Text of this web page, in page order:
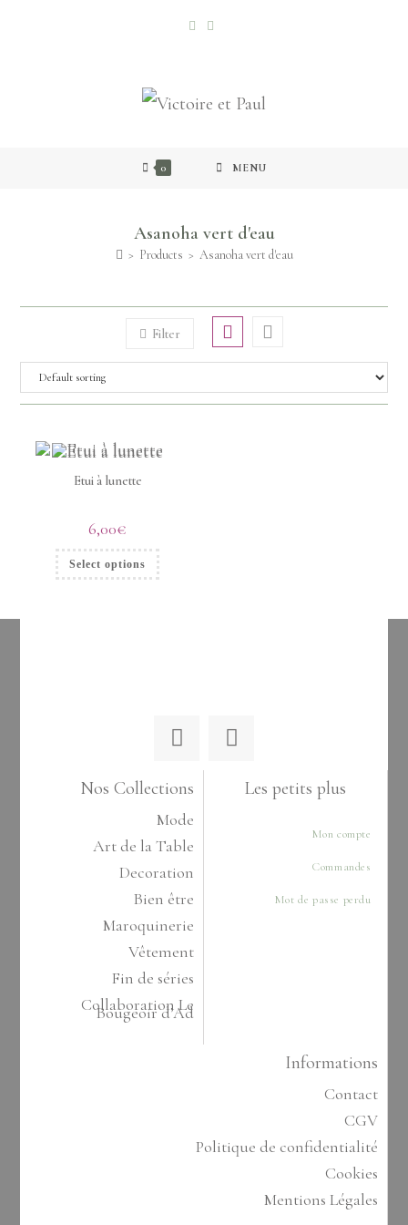
0 MENU
Asanoha vert d'eau
> Products > Asanoha vert d'eau
Filter
Etui à lunette
6,00€
Select options
Nos Collections
Mode
Art de la Table
Decoration
Bien être
Maroquinerie
Vêtement
Fin de séries
Collaboration Le
Bougeoir d’Ad
Les petits plus
Mon compte
Commandes
Mot de passe perdu
Informations
Contact
CGV
Politique de confidentialité
Cookies
Mentions Légales